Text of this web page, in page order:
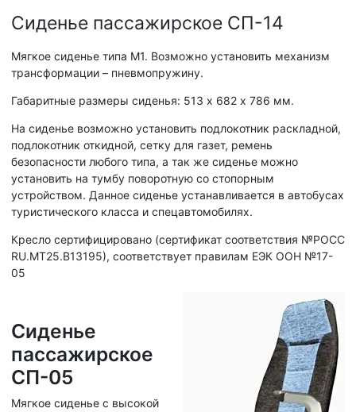
Сиденье пассажирское СП-14
Мягкое сиденье типа М1. Возможно установить механизм
трансформации – пневмопружину.
Габаритные размеры сиденья: 513 х 682 х 786 мм.
На сиденье возможно установить подлокотник раскладной,
подлокотник откидной, сетку для газет, ремень
безопасности любого типа, а так же сиденье можно
установить на тумбу поворотную со стопорным
устройством. Данное сиденье устанавливается в автобусах
туристического класса и спецавтомобилях.
Кресло сертифицировано (сертификат соответствия №РОСС
RU.МТ25.В13195), соответствует правилам ЕЭК ООН №17-
05
Сиденье
пассажирское
СП-05
Мягкое сиденье с высокой